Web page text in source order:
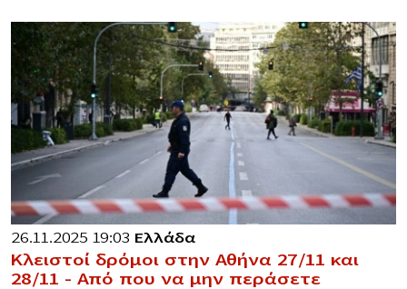
26.11.2025 19:03 Ελλάδα
Κλειστοί δρόμοι στην Αθήνα 27/11 και
28/11 – Από που να μην περάσετε